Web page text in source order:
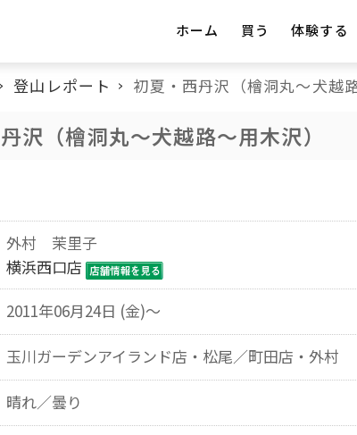
ホーム 買う 体験する
登山レポート 初夏・西丹沢（檜洞丸～犬越
沢（檜洞丸～犬越路～用木沢）
外村 茉里子
横浜西口店
2011年06月24日 (金)～
玉川ガーデンアイランド店・松尾／町田店・外村
晴れ／曇り